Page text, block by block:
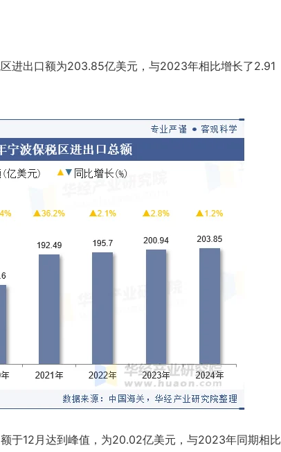
进出口额为203.85亿美元，与2023年相比增长了2.91
于12月达到峰值，为20.02亿美元，与2023年同期相比